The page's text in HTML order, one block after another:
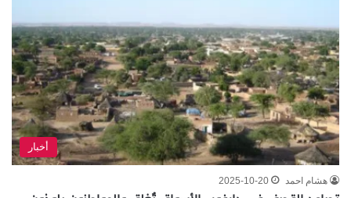
أخبار
هشام احمد 2025-10-20